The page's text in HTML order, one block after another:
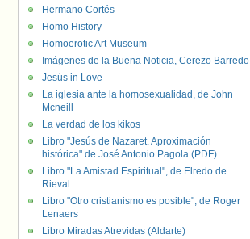
Hermano Cortés
Homo History
Homoerotic Art Museum
Imágenes de la Buena Noticia, Cerezo Barredo
Jesús in Love
La iglesia ante la homosexualidad, de John
Mcneill
La verdad de los kikos
Libro "Jesús de Nazaret. Aproximación
histórica" de José Antonio Pagola (PDF)
Libro "La Amistad Espiritual", de Elredo de
Rieval.
Libro "Otro cristianismo es posible", de Roger
Lenaers
Libro Miradas Atrevidas (Aldarte)